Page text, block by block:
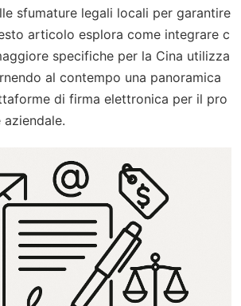
sfumature legali locali per garantire
articolo esplora come integrare c
specifiche per la Cina utilizza
al contempo una panoramica
di firma elettronica per il pro